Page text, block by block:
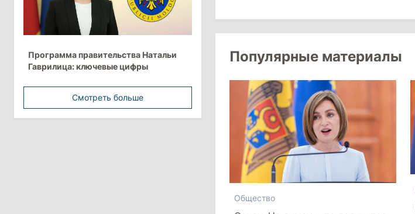
15:15
Экономика
европейских стран с самой низкой
минимальной зарплатой
Политика
Анна Ревенко уходит с поста главы
Программа правительства Натальи
Гаврилица: ключевые цифры
Смотреть больше
Популярные материалы
Общество